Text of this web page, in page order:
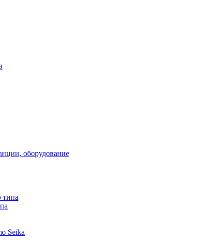
оборудование
типа
Seika